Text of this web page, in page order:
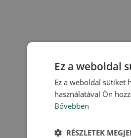
Ez a weboldal
Ez a weboldal sütiket
használatával Ön
Bővebben
RÉSZLETEK